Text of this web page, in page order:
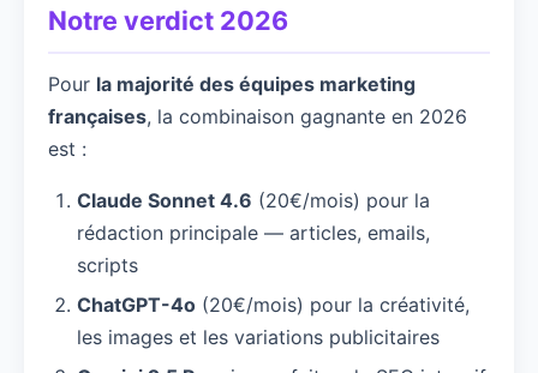
Notre verdict 2026
Pour la majorité des équipes marketing
françaises, la combinaison gagnante en 2026
est :
Claude Sonnet 4.6 (20€/mois) pour la
rédaction principale — articles, emails,
scripts
ChatGPT-4o (20€/mois) pour la créativité,
les images et les variations publicitaires